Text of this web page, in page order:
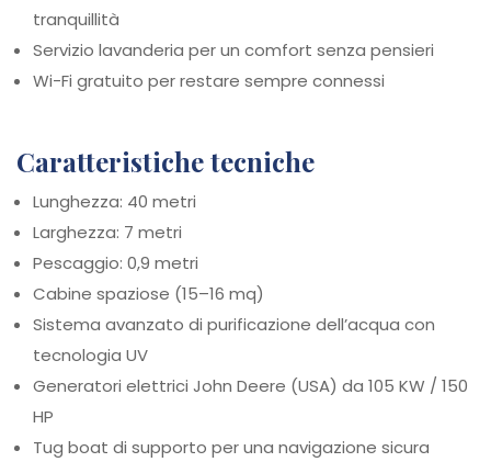
tranquillità
Servizio lavanderia per un comfort senza pensieri
Wi-Fi gratuito per restare sempre connessi
Caratteristiche tecniche
Lunghezza: 40 metri
Larghezza: 7 metri
Pescaggio: 0,9 metri
Cabine spaziose (15–16 mq)
Sistema avanzato di purificazione dell’acqua con
tecnologia UV
Generatori elettrici John Deere (USA) da 105 KW / 150
HP
Tug boat di supporto per una navigazione sicura